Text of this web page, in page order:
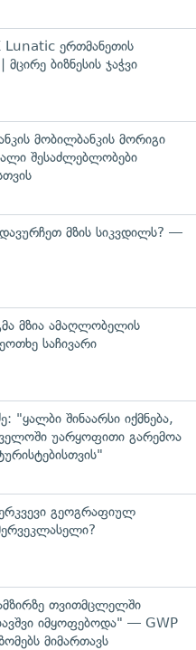
ერთმანეთის
ბიზნესის ჯაჭვი
მობილბანკის მორიგი
შესაძლებლობები
მზის სიკვდილს? —
მზია ამაღლობელის
საჩივარი
"ყალბი შინაარსი იქმნება,
უარყოფითი გარემოა
გეოგრაფიულ
თვითმცლელში
იმყოფებოდა" — GWP
მიმართავს